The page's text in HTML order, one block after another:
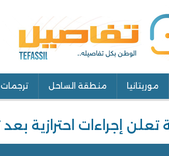
موريتانيا منطقة الساحل ترجمات
تعلن إجراءات احترازية